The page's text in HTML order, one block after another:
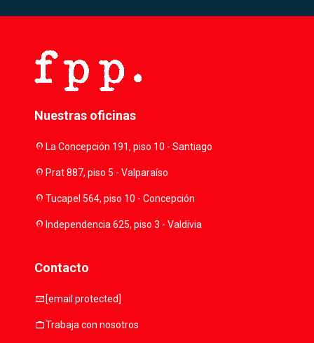
Nuestras oficinas
location_onLa Concepción 191, piso 10 - Santiago
location_onPrat 887, piso 5 - Valparaíso
location_onTucapel 564, piso 10 - Concepción
location_onIndependencia 625, piso 3 - Valdivia
Contacto
mail [email protected]
workTrabaja con nosotros